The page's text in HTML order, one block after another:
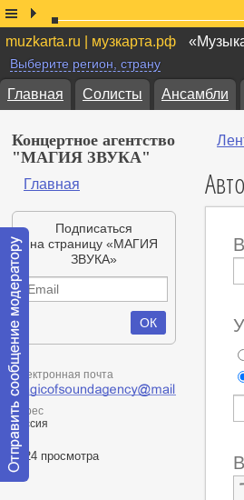
muzkarta.ru | музкарта.рф
Выберите регион, страну
Главная Солисты Ансамбли
Концертное агентство
"МАГИЯ ЗВУКА"
Главная
Подписаться
на страницу «МАГИЯ
ЗВУКА»
Электронная почта
Адрес
Россия
1724 просмотра